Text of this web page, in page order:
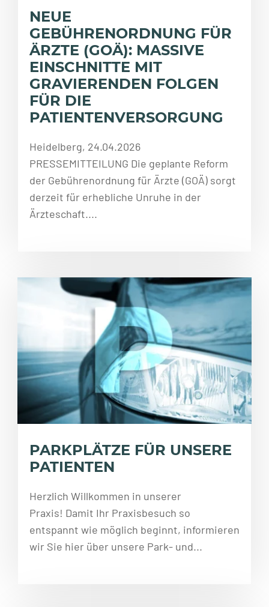
NEUE
GEBÜHRENORDNUNG FÜR
ÄRZTE (GOÄ): MASSIVE
EINSCHNITTE MIT
GRAVIERENDEN FOLGEN
FÜR DIE
PATIENTENVERSORGUNG
Heidelberg, 24.04.2026
PRESSEMITTEILUNG Die geplante Reform
der Gebührenordnung für Ärzte (GOÄ) sorgt
derzeit für erhebliche Unruhe in der
Ärzteschaft....
PARKPLÄTZE FÜR UNSERE
PATIENTEN
Herzlich Willkommen in unserer
Praxis! Damit Ihr Praxisbesuch so
entspannt wie möglich beginnt, informieren
wir Sie hier über unsere Park- und...